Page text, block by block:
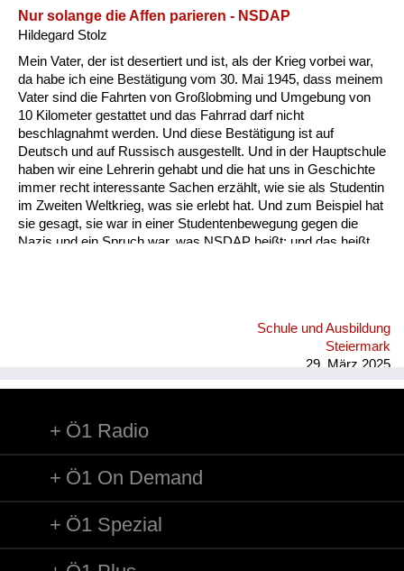
Wohnen
Nur solange die Affen parieren - NSDAP
Hildegard Stolz
Mein Vater, der ist desertiert und ist, als der Krieg vorbei war,
da habe ich eine Bestätigung vom 30. Mai 1945, dass meinem
Vater sind die Fahrten von Großlobming und Umgebung von
10 Kilometer gestattet und das Fahrrad darf nicht
beschlagnahmt werden. Und diese Bestätigung ist auf
Deutsch und auf Russisch ausgestellt. Und in der Hauptschule
haben wir eine Lehrerin gehabt und die hat uns in Geschichte
immer recht interessante Sachen erzählt, wie sie als Studentin
im Zweiten Weltkrieg, was sie erlebt hat. Und zum Beispiel hat
sie gesagt, sie war in einer Studentenbewegung gegen die
Nazis und ein Spruch war, was NSDAP heißt: und das heißt
ziemlich stark. Und ein Spruch war: "Hering, Hering, dick und
fett wie Göring". Im Radio ist dann immer ein Lied g...
Schule und Ausbildung
Steiermark
29. März 2025
Ö1 Radio
Ö1 On Demand
Ö1 Spezial